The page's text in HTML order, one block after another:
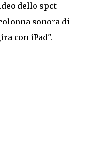
dello spot
sonora di
con iPad".